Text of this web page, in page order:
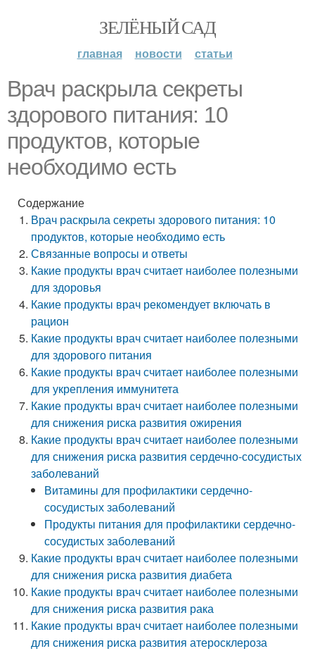
ЗЕЛЁНЫЙ САД
главная новости статьи
Врач раскрыла секреты
здорового питания: 10
продуктов, которые
необходимо есть
Содержание
Врач раскрыла секреты здорового питания: 10
продуктов, которые необходимо есть
Связанные вопросы и ответы
Какие продукты врач считает наиболее полезными
для здоровья
Какие продукты врач рекомендует включать в
рацион
Какие продукты врач считает наиболее полезными
для здорового питания
Какие продукты врач считает наиболее полезными
для укрепления иммунитета
Какие продукты врач считает наиболее полезными
для снижения риска развития ожирения
Какие продукты врач считает наиболее полезными
для снижения риска развития сердечно-сосудистых
заболеваний
Витамины для профилактики сердечно-
сосудистых заболеваний
Продукты питания для профилактики сердечно-
сосудистых заболеваний
Какие продукты врач считает наиболее полезными
для снижения риска развития диабета
Какие продукты врач считает наиболее полезными
для снижения риска развития рака
Какие продукты врач считает наиболее полезными
для снижения риска развития атеросклероза